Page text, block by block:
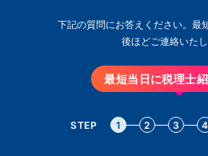
下記の質問にお答えください。最
後ほどご連絡いたし
最短当日に税理士紹
STEP 1 2 3 4